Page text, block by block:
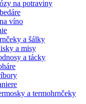
na potraviny
víno
a šálky
a misy
a tácky
a termohrnčeky